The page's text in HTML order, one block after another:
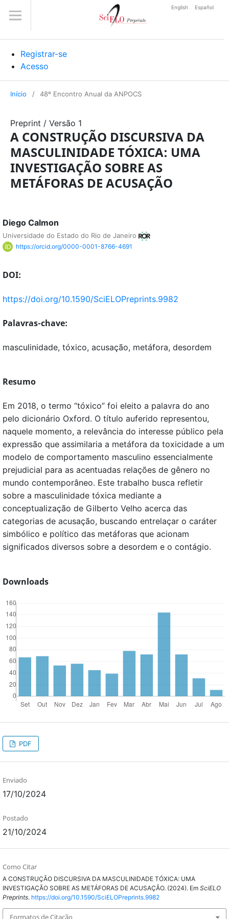
Registrar-se
Acesso
English Español
Início / 48º Encontro Anual da ANPOCS
Preprint / Versão 1
A CONSTRUÇÃO DISCURSIVA DA
MASCULINIDADE TÓXICA: UMA
INVESTIGAÇÃO SOBRE AS
METÁFORAS DE ACUSAÇÃO
Diego Calmon
Universidade do Estado do Rio de Janeiro
https://orcid.org/0000-0001-8766-4691
DOI:
https://doi.org/10.1590/SciELOPreprints.9982
Palavras-chave:
masculinidade, tóxico, acusação, metáfora, desordem
Resumo
Em 2018, o termo “tóxico” foi eleito a palavra do ano
pelo dicionário Oxford. O título auferido representou,
naquele momento, a relevância do interesse público pela
expressão que assimilaria a metáfora da toxicidade a um
modelo de comportamento masculino essencialmente
prejudicial para as acentuadas relações de gênero no
mundo contemporâneo. Este trabalho busca refletir
sobre a masculinidade tóxica mediante a
conceptualização de Gilberto Velho acerca das
categorias de acusação, buscando entrelaçar o caráter
simbólico e político das metáforas que acionam
significados diversos sobre a desordem e o contágio.
Downloads
PDF
Enviado
17/10/2024
Postado
21/10/2024
Como Citar
A CONSTRUÇÃO DISCURSIVA DA MASCULINIDADE TÓXICA: UMA
INVESTIGAÇÃO SOBRE AS METÁFORAS DE ACUSAÇÃO. (2024). Em SciELO
Preprints. https://doi.org/10.1590/SciELOPreprints.9982
Formatos de Citação